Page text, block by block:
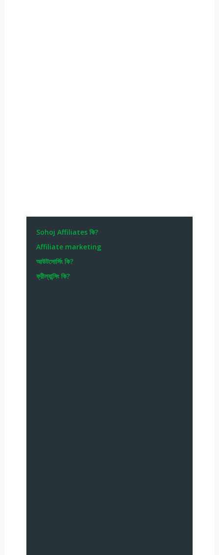
Sohoj Affiliates কি?
Affiliate marketing
আউটসোর্সিং কি?
ফ্রীল্যান্সিং কি?